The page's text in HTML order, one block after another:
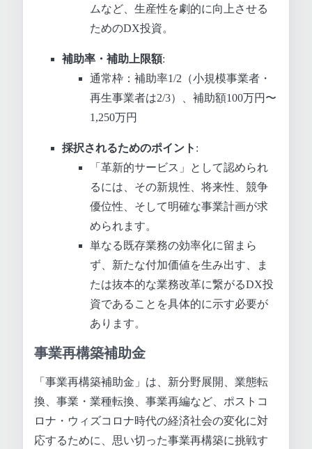
ムなど、生産性を劇的に向上させる
ためのDX投資。
補助率・補助上限額:
通常枠：補助率1/2（小規模事業者・
再生事業者は2/3）、補助額100万円〜
1,250万円
採択されるためのポイント :
「革新的サービス」として認められ
るには、その新規性、将来性、競争
優位性、そして明確な事業計画が求
められます。
単なる既存業務の効率化に留まら
ず、新たな付加価値を生み出す、ま
たは抜本的な業務改革に繋がるDX投
資であることを具体的に示す必要が
あります。
事業再構築補助金
「事業再構築補助金」は、新分野展開、業態転
換、事業・業種転換、事業再編など、ポストコ
ロナ・ウィズコロナ時代の経済社会の変化に対
応するために、思い切った事業再構築に挑戦す